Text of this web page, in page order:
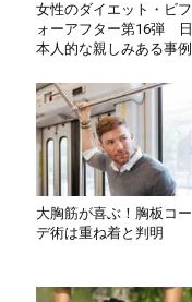
女性のダイエット・ビフ
ォーアフター第16弾 日
本人的な親しみある事例
大胸筋が喜ぶ！胸板コー
デ術は重ね着と判明